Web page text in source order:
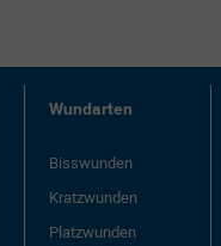
Wundarten
Bisswunden
Kratzwunden
Platzwunden